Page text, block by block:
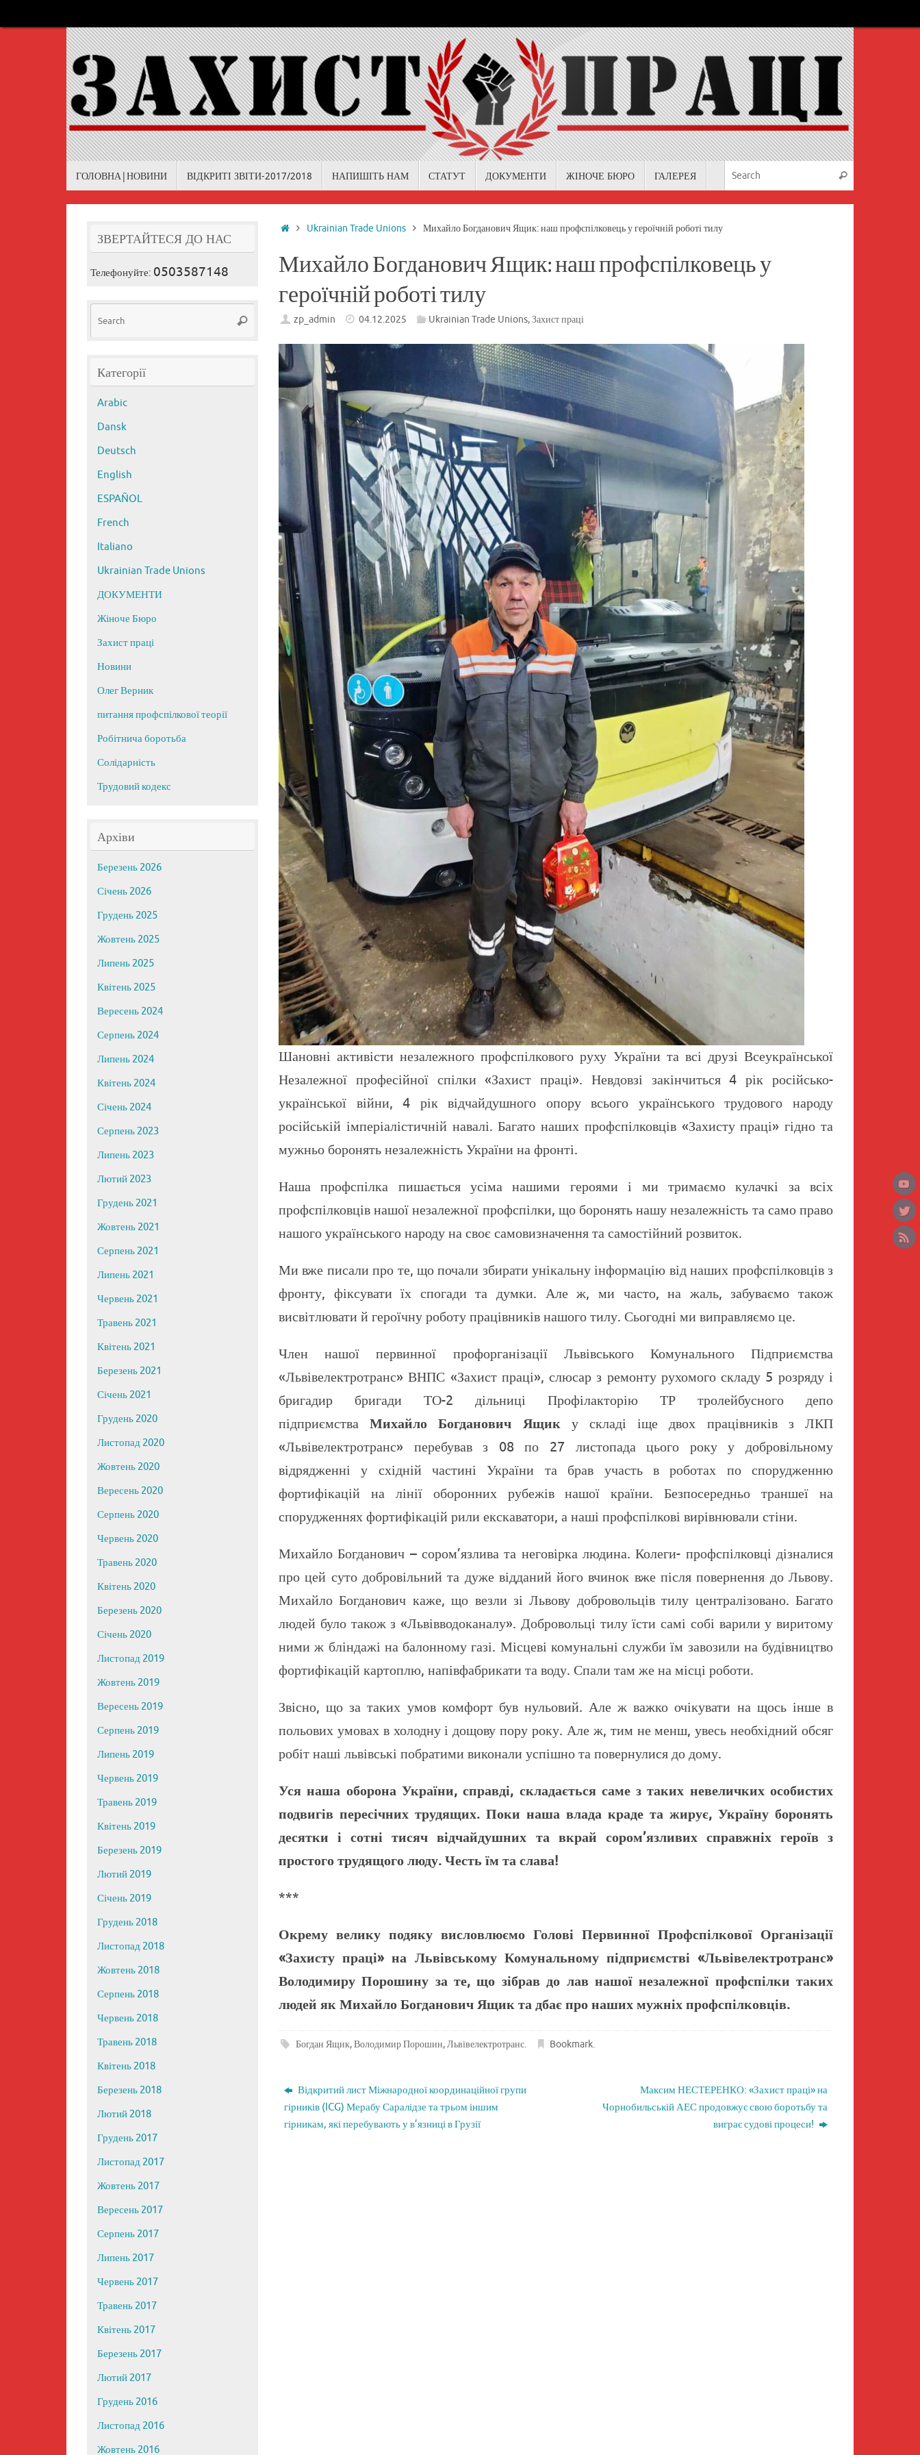
to
ГОЛОВНА|НОВИНИ ВІДКРИТІ ЗВІТИ-2017/2018 НАПИШІТЬ НАМ СТАТУТ ДОКУМЕНТИ ЖІНОЧЕ БЮРО ГАЛЕРЕЯ Search
HomeUkrainian Trade Unions Михайло Богданович Ящик: наш профспілковець у героїчній роботі тилу
Михайло Богданович Ящик: наш профспілковець у
героїчній роботі тилу
zp_admin 04.12.2025 Ukrainian Trade Unions,Захист праці
Шановні активісти незалежного профспілкового руху України та всі друзі Всеукраїнської
Незалежної професійної спілки «Захист праці». Невдовзі закінчиться 4 рік російсько-
української війни, 4 рік відчайдушного опору всього українського трудового народу
російській імперіалістичній навалі. Багато наших профспілковців «Захисту праці» гідно та
мужньо боронять незалежність України на фронті.
Наша профспілка пишається усіма нашими героями і ми тримаємо кулачкі за всіх
профспілковців нашої незалежної профспілки, що боронять нашу незалежність та само право
нашого українського народу на своє самовизначення та самостійний розвиток.
Ми вже писали про те, що почали збирати унікальну інформацію від наших профспілковців з
фронту, фіксувати їх спогади та думки. Але ж, ми часто, на жаль, забуваємо також
висвітлювати й героїчну роботу працівників нашого тилу. Сьогодні ми виправляємо це.
Член нашої первинної профорганізації Львівського Комунального Підприємства
«Львівелектротранс» ВНПС «Захист праці», слюсар з ремонту рухомого складу 5 розряду і
бригадир бригади ТО-2 дільниці Профілакторію ТР тролейбусного депо
підприємстваМихайло Богданович Ящику складі іще двох працівників з ЛКП
«Львівелектротранс» перебував з 08 по 27 листопада цього року у добровільному
відрядженні у східній частині України та брав участь в роботах по спорудженню
фортифікацій на лінії оборонних рубежів нашої країни. Безпосередньо траншеї на
спорудженнях фортифікацій рили екскаватори, а наші профспілкові вирівнювали стіни.
Михайло Богданович – сором’язлива та неговірка людина. Колеги- профспілковці дізналися
про цей суто добровільний та дуже відданий його вчинок вже після повернення до Львову.
Михайло Богданович каже, що везли зі Львову добровольців тилу централізовано. Багато
людей було також з «Львівводоканалу». Добровольці тилу їсти самі собі варили у виритому
ними ж бліндажі на балонному газі. Місцеві комунальні служби їм завозили на будівництво
фортифікацій картоплю, напівфабрикати та воду. Спали там же на місці роботи.
Звісно, що за таких умов комфорт був нульовий. Але ж важко очікувати на щось інше в
польових умовах в холодну і дощову пору року. Але ж, тим не менш, увесь необхідний обсяг
робіт наші львівські побратими виконали успішно та повернулися до дому.
Уся наша оборона України, справді, складається саме з таких невеличких особистих
подвигів пересічних трудящих. Поки наша влада краде та жирує, Україну боронять
десятки і сотні тисяч відчайдушних та вкрай сором’язливих справжніх героїв з
простого трудящого люду. Честь їм та слава!
***
Окрему велику подяку висловлюємо Голові Первинної Профспілкової Організації
«Захисту праці» на Львівському Комунальному підприємстві «Львівелектротранс»
Володимиру Порошину за те, що зібрав до лав нашої незалежної профспілки таких
людей як Михайло Богданович Ящик та дбає про наших мужніх профспілковців.
Богдан Ящик,Володимир Порошин,Львівелектротранс. Bookmark.
Відкритий лист Міжнародної координаційної групи
гірників (ICG) Мерабу Саралідзе та трьом іншим
гірникам, які перебувають у в’язниці в Грузії
Максим НЕСТЕРЕНКО: «Захист праці» на
Чорнобильській АЕС продовжує свою боротьбу та
виграє судові процеси!
ЗВЕРТАЙТЕСЯ ДО НАС
Телефонуйте: 0503587148
Search
Search
Категорії
Arabic
Dansk
Deutsch
English
ESPAÑOL
French
Italiano
Ukrainian Trade Unions
ДОКУМЕНТИ
Жіноче Бюро
Захист праці
Новини
Олег Верник
питання профспілкової теорії
Робітнича боротьба
Солідарність
Трудовий кодекс
Архіви
Березень 2026
Січень 2026
Грудень 2025
Жовтень 2025
Липень 2025
Квітень 2025
Вересень 2024
Серпень 2024
Липень 2024
Квітень 2024
Січень 2024
Серпень 2023
Липень 2023
Лютий 2023
Грудень 2021
Жовтень 2021
Серпень 2021
Липень 2021
Червень 2021
Травень 2021
Квітень 2021
Березень 2021
Січень 2021
Грудень 2020
Листопад 2020
Жовтень 2020
Вересень 2020
Серпень 2020
Червень 2020
Травень 2020
Квітень 2020
Березень 2020
Січень 2020
Листопад 2019
Жовтень 2019
Вересень 2019
Серпень 2019
Липень 2019
Червень 2019
Травень 2019
Квітень 2019
Березень 2019
Лютий 2019
Січень 2019
Грудень 2018
Листопад 2018
Жовтень 2018
Серпень 2018
Червень 2018
Травень 2018
Квітень 2018
Березень 2018
Лютий 2018
Грудень 2017
Листопад 2017
Жовтень 2017
Вересень 2017
Серпень 2017
Липень 2017
Червень 2017
Травень 2017
Квітень 2017
Березень 2017
Лютий 2017
Грудень 2016
Листопад 2016
Жовтень 2016